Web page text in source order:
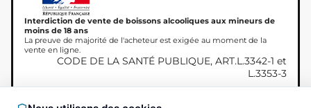
Interdiction de vente de boissons alcooliques aux mineurs de
moins de 18 ans
La preuve de majorité de l'acheteur est exigée au moment de la
vente en ligne.
CODE DE LA SANTÉ PUBLIQUE, ART.L.3342-1 et
L.3353-3